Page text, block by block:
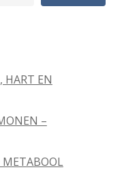
HART EN
–
METABOOL